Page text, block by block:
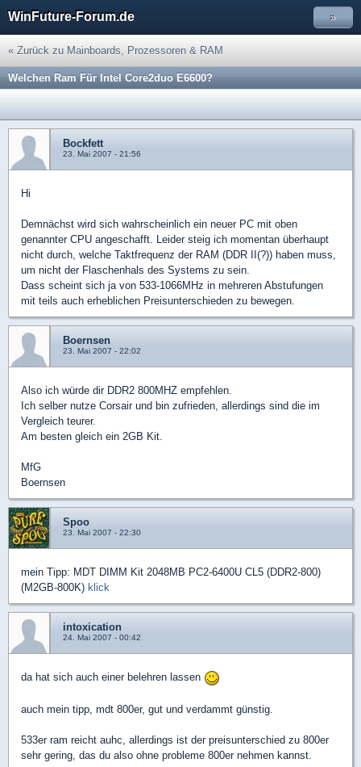
WinFuture-Forum.de »
« Zurück zu Mainboards, Prozessoren & RAM
Welchen Ram Für Intel Core2duo E6600?
Bockfett
23. Mai 2007 - 21:56
Hi
Demnächst wird sich wahrscheinlich ein neuer PC mit oben
genannter CPU angeschafft. Leider steig ich momentan überhaupt
nicht durch, welche Taktfrequenz der RAM (DDR II(?)) haben muss,
um nicht der Flaschenhals des Systems zu sein.
Dass scheint sich ja von 533-1066MHz in mehreren Abstufungen
mit teils auch erheblichen Preisunterschieden zu bewegen.
Boernsen
23. Mai 2007 - 22:02
Also ich würde dir DDR2 800MHZ empfehlen.
Ich selber nutze Corsair und bin zufrieden, allerdings sind die im
Vergleich teurer.
Am besten gleich ein 2GB Kit.
MfG
Boernsen
Spoo
23. Mai 2007 - 22:30
mein Tipp: MDT DIMM Kit 2048MB PC2-6400U CL5 (DDR2-800)
(M2GB-800K) klick
intoxication
24. Mai 2007 - 00:42
da hat sich auch einer belehren lassen
auch mein tipp, mdt 800er, gut und verdammt günstig.
533er ram reicht auhc, allerdings ist der preisunterschied zu 800er
sehr gering, das du also ohne probleme 800er nehmen kannst.